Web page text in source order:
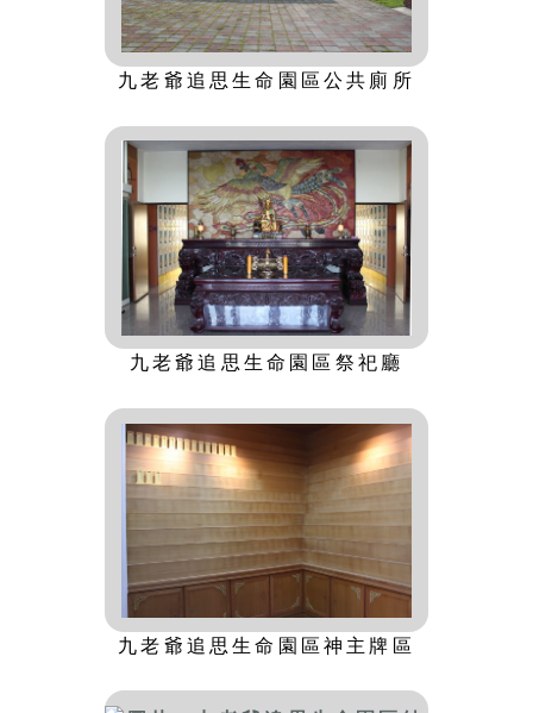
九老爺追思生命園區公共廁所
九老爺追思生命園區祭祀廳
九老爺追思生命園區神主牌區